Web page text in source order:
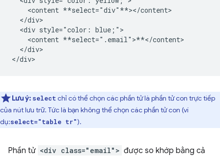
    <content **select="div"**></content>
  </div>
  <div style="color: blue;">
    <content **select=".email">**</content>
  </div>
Lưu ý: select chỉ có thể chọn các phần tử là phần tử con trực tiếp
của nút lưu trữ. Tức là bạn không thể chọn các phần tử con (ví
dụ:select="table tr").
Phần tử <div class="email"> được so khớp bằng cả